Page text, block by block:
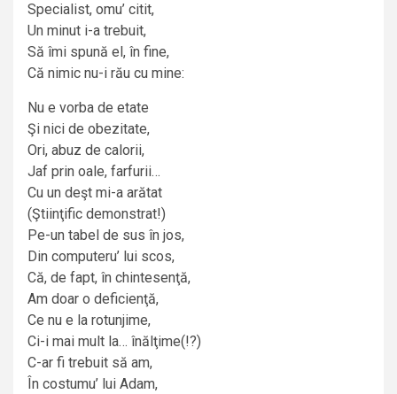
Specialist, omu’ citit,
Un minut i-a trebuit,
Să îmi spună el, în fine,
Că nimic nu-i rău cu mine:
Nu e vorba de etate
Şi nici de obezitate,
Ori, abuz de calorii,
Jaf prin oale, farfurii…
Cu un deşt mi-a arătat
(Ştiinţific demonstrat!)
Pe-un tabel de sus în jos,
Din computeru’ lui scos,
Că, de fapt, în chintesenţă,
Am doar o deficienţă,
Ce nu e la rotunjime,
Ci-i mai mult la… înălţime(!?)
C-ar fi trebuit să am,
În costumu’ lui Adam,